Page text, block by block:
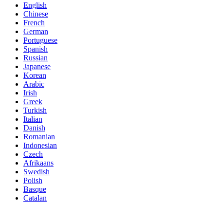
English
Chinese
French
German
Portuguese
Spanish
Russian
Japanese
Korean
Arabic
Irish
Greek
Turkish
Italian
Danish
Romanian
Indonesian
Czech
Afrikaans
Swedish
Polish
Basque
Catalan